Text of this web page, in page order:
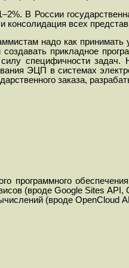
В России
всех
надо как
прикладное
специфичности
ЭЦП в системах
заказа,
(вроде Google Sites API ,
(вроде OpenCloud